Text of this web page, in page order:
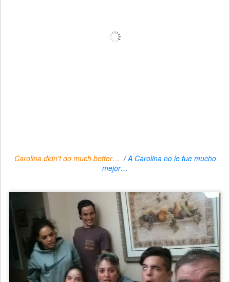
Carolina didn’t do much better… /A Carolina no le fue mucho
mejor…